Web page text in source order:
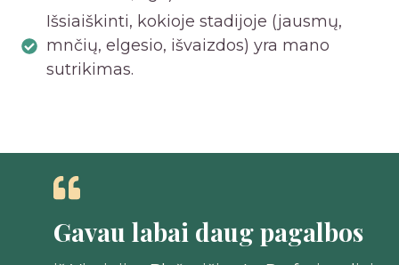
Išsiaiškinti, kokioje stadijoje (jausmų,
mnčių, elgesio, išvaizdos) yra mano
sutrikimas.
Gavau labai daug pagalbos